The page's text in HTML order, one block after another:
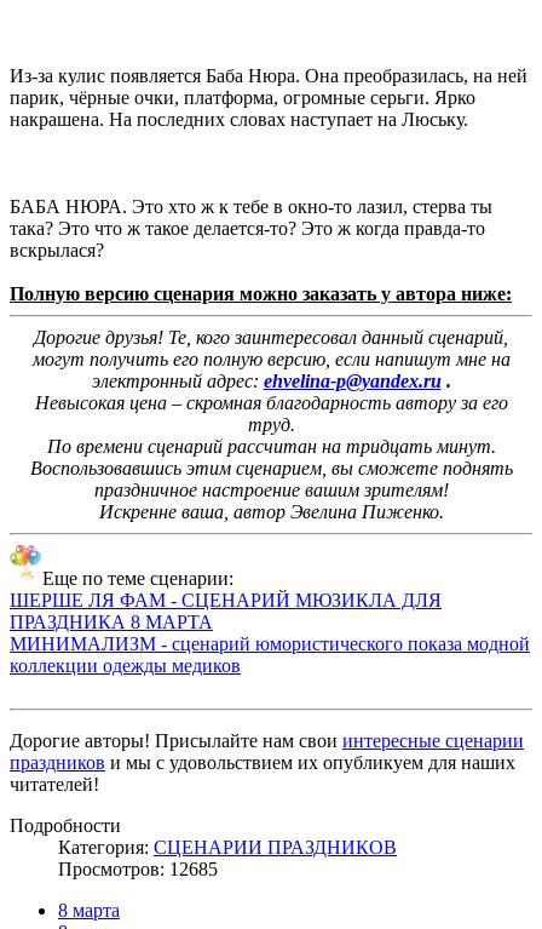
Из-за кулис появляется Баба Нюра. Она преобразилась, на ней
парик, чёрные очки, платформа, огромные серьги. Ярко
накрашена. На последних словах наступает на Люську.
БАБА НЮРА. Это хто ж к тебе в окно-то лазил, стерва ты
така? Это что ж такое делается-то? Это ж когда правда-то
вскрылася?
Полную версию сценария можно заказать у автора ниже:
Дорогие друзья! Те, кого заинтересовал данный сценарий,
могут получить его полную версию, если напишут мне на
электронный адрес: ehvelina-p@yandex.ru .
Невысокая цена – скромная благодарность автору за его
труд.
По времени сценарий рассчитан на тридцать минут.
Воспользовавшись этим сценарием, вы сможете поднять
праздничное настроение вашим зрителям!
Искренне ваша, автор Эвелина Пиженко.
Еще по теме сценарии:
ШЕРШЕ ЛЯ ФАМ - СЦЕНАРИЙ МЮЗИКЛА ДЛЯ
ПРАЗДНИКА 8 МАРТА
МИНИМАЛИЗМ - сценарий юмористического показа модной
коллекции одежды медиков
Дорогие авторы! Присылайте нам свои интересные сценарии
праздников и мы с удовольствием их опубликуем для наших
читателей!
Подробности
Категория: СЦЕНАРИИ ПРАЗДНИКОВ
Просмотров: 12685
8 марта